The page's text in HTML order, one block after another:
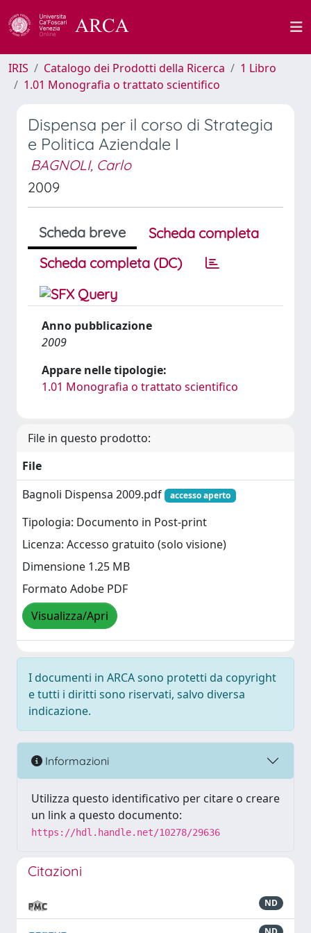
IRIS Catalogo dei Prodotti della Ricerca
1 Libro
1.01 Monografia o trattato scientifico
Dispensa per il corso di Strategia
e Politica Aziendale I
BAGNOLI, Carlo
2009
Scheda breve
Scheda completa
Scheda completa (DC)
Anno pubblicazione
2009
Appare nelle tipologie:
1.01 Monografia o trattato scientifico
File in questo prodotto:
File
Bagnoli Dispensa 2009.pdf
accesso aperto
Tipologia: Documento in Post-print
Licenza: Accesso gratuito (solo visione)
Dimensione 1.25 MB
Formato Adobe PDF
Visualizza/Apri
I documenti in ARCA sono protetti da copyright
e tutti i diritti sono riservati, salvo diversa
indicazione.
Informazioni
Utilizza questo identificativo per citare o creare
un link a questo documento:
https://hdl.handle.net/10278/29636
Citazioni
ND